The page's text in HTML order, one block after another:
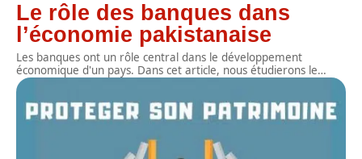
Le rôle des banques dans
l’économie pakistanaise
Les banques ont un rôle central dans le développement
économique d'un pays. Dans cet article, nous étudierons le…